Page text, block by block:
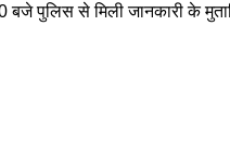
बजे पुलिस से मिली जानकारी के